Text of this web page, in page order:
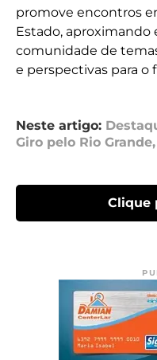
promove encontros
Estado, aproximando
comunidade de
e perspectivas para o
Neste artigo:
Giro pelo Rio Grande,
Clique